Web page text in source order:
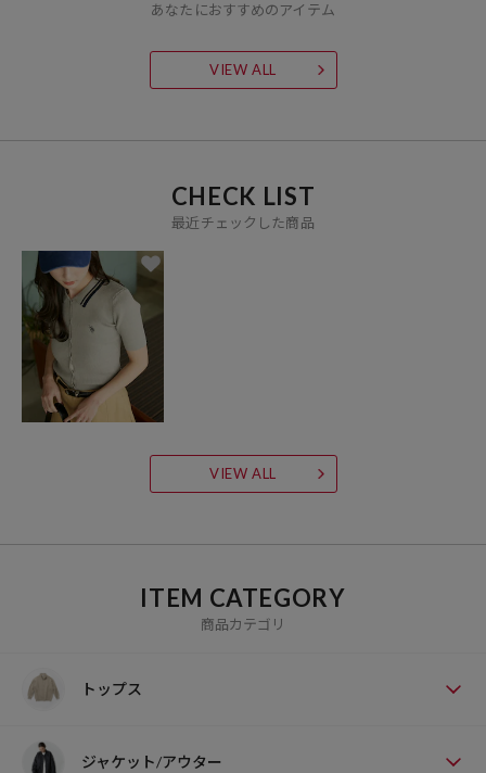
あなたにおすすめのアイテム
VIEW ALL
CHECK LIST
最近チェックした商品
VIEW ALL
ITEM CATEGORY
商品カテゴリ
トップス
ジャケット/アウター